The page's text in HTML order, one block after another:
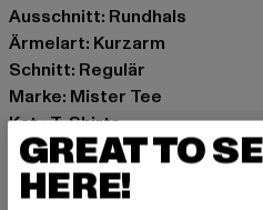
Ausschnitt: Rundhals
Ärmelart: Kurzarm
Schnitt: Regulär
Marke: Mister Tee
Kat.: T-Shirts
Farbe: weiß
Hersteller Farbe: white
Materialzusammensetzung:
GREAT TO
HERE!